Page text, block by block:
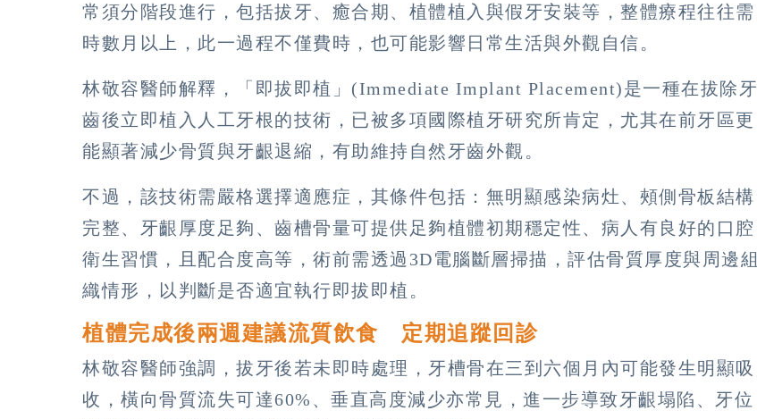
常須分階段進行，包括拔牙、癒合期、植體植入與假牙安裝等，整體療程往往需
時數月以上，此一過程不僅費時，也可能影響日常生活與外觀自信。
林敬容醫師解釋，「即拔即植」(Immediate Implant Placement)是一種在拔除牙
齒後立即植入人工牙根的技術，已被多項國際植牙研究所肯定，尤其在前牙區更
能顯著減少骨質與牙齦退縮，有助維持自然牙齒外觀。
不過，該技術需嚴格選擇適應症，其條件包括：無明顯感染病灶、頰側骨板結構
完整、牙齦厚度足夠、齒槽骨量可提供足夠植體初期穩定性、病人有良好的口腔
衛生習慣，且配合度高等，術前需透過3D電腦斷層掃描，評估骨質厚度與周邊組
織情形，以判斷是否適宜執行即拔即植。
植體完成後兩週建議流質飲食 定期追蹤回診
林敬容醫師強調，拔牙後若未即時處理，牙槽骨在三到六個月內可能發生明顯吸
收，橫向骨質流失可達60%、垂直高度減少亦常見，進一步導致牙齦塌陷、牙位